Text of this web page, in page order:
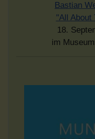
Bastian
"All About
18.
im